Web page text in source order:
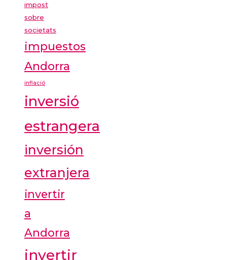
impost
sobre
societats
impuestos
Andorra
inflació
inversió
estrangera
inversión
extranjera
invertir
a
Andorra
invertir